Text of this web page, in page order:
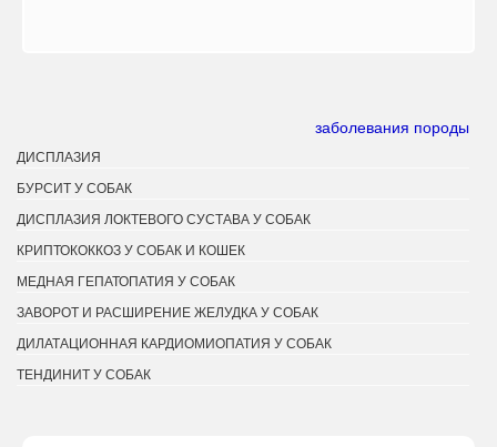
заболевания породы
ДИСПЛАЗИЯ
БУРСИТ У СОБАК
ДИСПЛАЗИЯ ЛОКТЕВОГО СУСТАВА У СОБАК
КРИПТОКОККОЗ У СОБАК И КОШЕК
МЕДНАЯ ГЕПАТОПАТИЯ У СОБАК
ЗАВОРОТ И РАСШИРЕНИЕ ЖЕЛУДКА У СОБАК
ДИЛАТАЦИОННАЯ КАРДИОМИОПАТИЯ У СОБАК
ТЕНДИНИТ У СОБАК